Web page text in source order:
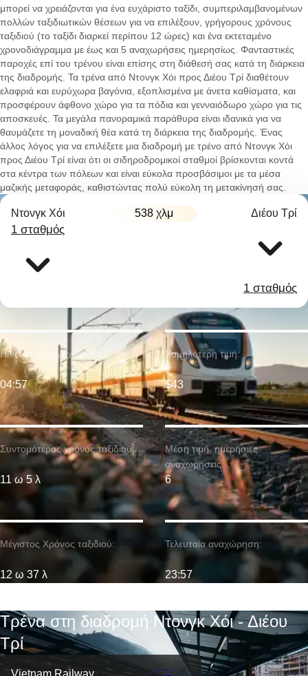
μπορεί να χρειάζονται για ένα ευχάριστο ταξίδι, συμπεριλαμβανομένων
πολλών ταξιδιωτικών θέσεων για να επιλέξουν, γρήγορους χρόνους
ταξιδιού (το ταξίδι διαρκεί περίπου 12 ώρες) και ένα εκτεταμένο
χρονοδιάγραμμα με έως και 5 αναχωρήσεις ημερησίως. Φανταστικές
παροχές επί του τρένου είναι επίσης στη διάθεσή σας κατά τη διάρκεια
της διαδρομής. Τα τρένα από Ντονγκ Χόι προς Διέου Τρί διαθέτουν
ελαφριά και ευρύχωρα βαγόνια, εξοπλισμένα με άνετα καθίσματα, και
προσφέρουν άφθονο χώρο για τα πόδια και γενναιόδωρο χώρο για τις
αποσκευές. Τα μεγάλα πανοραμικά παράθυρα είναι ιδανικά για να
θαυμάζετε τη μοναδική θέα κατά τη διάρκεια της διαδρομής. Ένας
άλλος λόγος για να επιλέξετε μια διαδρομή με τρένο από Ντονγκ Χόι
προς Διέου Τρί είναι ότι οι σιδηροδρομικοί σταθμοί βρίσκονται κοντά
στα κέντρα των πόλεων και είναι εύκολα προσβάσιμοι με τα μέσα
μαζικής μεταφοράς, καθιστώντας πολύ εύκολη τη μετακίνησή σας.
Ντονγκ Χόι 538 χλμ Διέου Τρί
1 σταθμός
1 σταθμός
Συντομότερος χρόνος ταξιδιού:
11 ω 5 λ
Η νωρίτερη αναχώρηση:
04:57
Μέγιστος Χρόνος ταξιδιού:
12 ω 37 λ
Χαμηλότερη τιμή:
$43
Μέση τιμή. ημερήσιες
αναχωρήσεις:
6
Τελευταία αναχώρηση:
23:57
Τρένα στη διαδρομή Ντονγκ Χόι - Διέου
Τρί
Vietnam Railway